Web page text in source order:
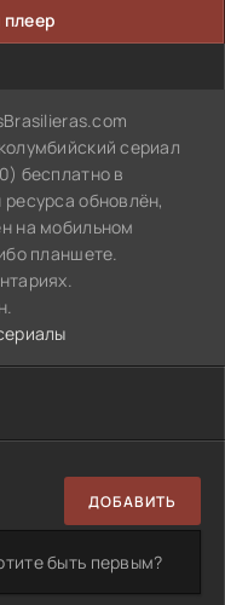
сериал
бесплатно в
обновлён,
на мобильном
планшете.
ДОБАВИТЬ
быть первым?